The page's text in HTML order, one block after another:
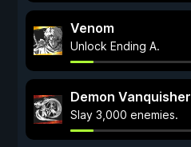
Venom
Unlock Ending A.
Demon Vanquisher
Slay 3,000 enemies.